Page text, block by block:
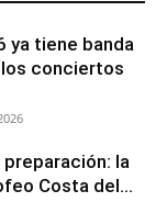
ya tiene banda
conciertos
preparación: la
Costa del...